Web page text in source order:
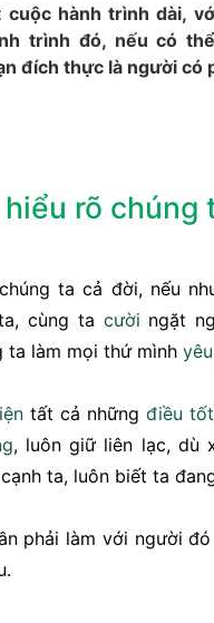
hành trình dài,
trình đó, nếu có
đích thực là người có
rõ chúng
ta cả đời, nếu
cùng ta cười ngặt
ta làm mọi thứ mình yêu
tất cả những điều
, luôn giữ liên lạc, dù
ta, luôn biết ta
phải làm với người